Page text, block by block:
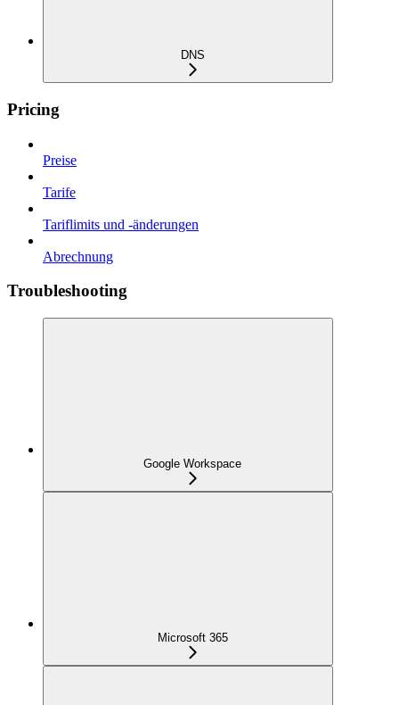
DNS
Pricing
Preise
Tarife
Tariflimits und -änderungen
Abrechnung
Troubleshooting
Google Workspace
Microsoft 365